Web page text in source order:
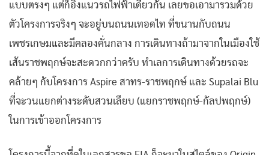
แบบตรงๆ แต่ก็อิงแนวรถไฟฟ้าเดียวกัน เลยขอเอามารวมด้วย
ตัวโครงการจริงๆ จะอยู่บนถนนเทอดไท ที่ขนานกับถนน
เพชรเกษมและมีคลองคั่นกลาง การเดินทางถ้ามาจากในเมืองใช้
เส้นราชพฤกษ์จะสะดวกกว่าครับ ทำเลการเดินทางด้วยรถจะ
คล้ายๆ กับโครงการ Aspire สาทร-ราชพฤกษ์ และ Supalai Blu
ที่จะวนแยกต่างระดับสวนเลียบ (แยกราชพฤกษ์-กัลปพฤกษ์)
ในการเข้าออกโครงการ